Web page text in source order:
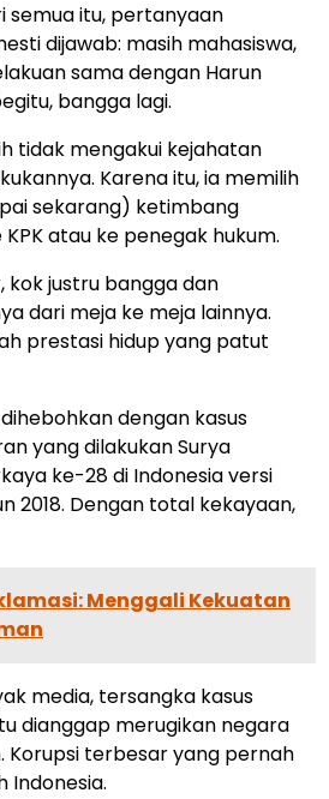
semua itu, pertanyaan
dijawab: masih mahasiswa,
sama dengan Harun
bangga lagi.
tidak mengakui kejahatan
Karena itu, ia memilih
sekarang) ketimbang
atau ke penegak hukum.
kok justru bangga dan
dari meja ke meja lainnya.
prestasi hidup yang patut
dengan kasus
yang dilakukan Surya
ke-28 di Indonesia versi
2018. Dengan total kekayaan,
Menggali Kekuatan
media, tersangka kasus
dianggap merugikan negara
Korupsi terbesar yang pernah
Indonesia.